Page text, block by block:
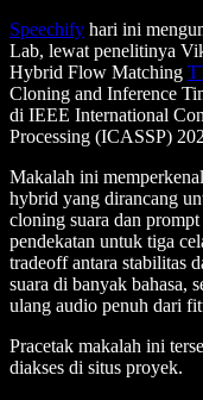
Speechify hari ini
Lab, lewat penelitinya
Hybrid Flow Matching
Cloning and Inference
di IEEE International
Processing (ICASSP)
Makalah ini
hybrid yang dirancang
cloning suara dan
pendekatan untuk tiga
tradeoff antara stabilitas
suara di banyak bahasa,
ulang audio penuh dari
Pracetak makalah ini
diakses di situs proyek.